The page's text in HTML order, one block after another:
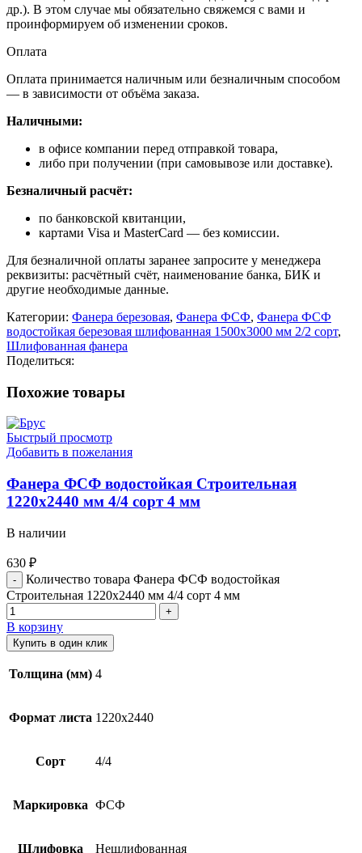
др.). В этом случае мы обязательно свяжемся с вами и
проинформируем об изменении сроков.
Оплата
Оплата принимается наличным или безналичным способом
— в зависимости от объёма заказа.
Наличными:
в офисе компании перед отправкой товара,
либо при получении (при самовывозе или доставке).
Безналичный расчёт:
по банковской квитанции,
картами Visa и MasterCard — без комиссии.
Для безналичной оплаты заранее запросите у менеджера
реквизиты: расчётный счёт, наименование банка, БИК и
другие необходимые данные.
Категории: Фанера березовая, Фанера ФСФ, Фанера ФСФ
водостойкая березовая шлифованная 1500х3000 мм 2/2 сорт,
Шлифованная фанера
Поделиться:
Похожие товары
Быстрый просмотр
Добавить в пожелания
Фанера ФСФ водостойкая Строительная
1220х2440 мм 4/4 сорт 4 мм
В наличии
630 ₽
Количество товара Фанера ФСФ водостойкая
Строительная 1220х2440 мм 4/4 сорт 4 мм
В корзину
Купить в один клик
Толщина (мм) 4
Формат листа 1220х2440
Сорт 4/4
Маркировка ФСФ
Шлифовка Нешлифованная